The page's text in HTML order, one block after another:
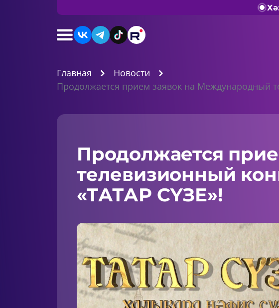
Главная
Новости
Продолжается прием заявок на Международный
Продолжается
телевизионный
«ТАТАР СҮЗЕ»!